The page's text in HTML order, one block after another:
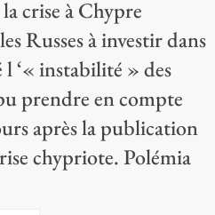
crise à Chypre
Russes à investir dans
‘« instabilité » des
prendre en compte
après la publication
chypriote. Polémia